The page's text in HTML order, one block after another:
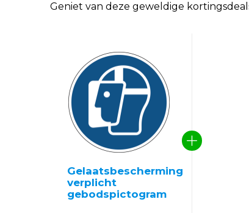
Geniet van deze geweldige
Gelaatsbescherming
verplicht
gebodspictogram